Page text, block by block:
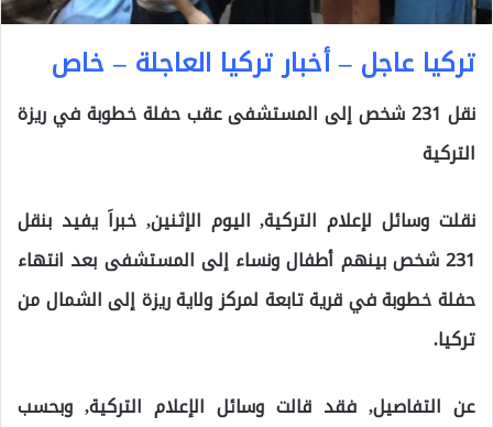
تركيا عاجل – أخبار تركيا العاجلة – خاص
نقل 231 شخص إلى المستشفى عقب حفلة خطوبة في ريزة
التركية
نقلت وسائل لإعلام التركية, اليوم الإثنين, خبراَ يفيد بنقل
231 شخص بينهم أطفال ونساء إلى المستشفى بعد انتهاء
حفلة خطوبة في قرية تابعة لمركز ولاية ريزة إلى الشمال من
تركيا.
عن التفاصيل, فقد قالت وسائل الإعلام التركية, وبحسب